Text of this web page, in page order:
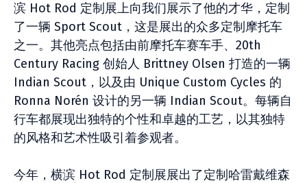
滨 Hot Rod 定制展上向我们展示了他的才华，定制
了一辆 Sport Scout，这是展出的众多定制摩托车
之一。其他亮点包括由前摩托车赛车手、20th
Century Racing 创始人 Brittney Olsen 打造的一辆
Indian Scout，以及由 Unique Custom Cycles 的
Ronna Norén 设计的另一辆 Indian Scout。每辆自
行车都展现出独特的个性和卓越的工艺，以其独特
的风格和艺术性吸引着参观者。
今年，横滨 Hot Rod 定制展展出了定制哈雷戴维森